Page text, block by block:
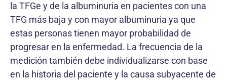
la TFGe y de la albuminuria en pacientes con una
TFG más baja y con mayor albuminuria ya que
estas personas tienen mayor probabilidad de
progresar en la enfermedad. La frecuencia de la
medición también debe individualizarse con base
en la historia del paciente y la causa subyacente de